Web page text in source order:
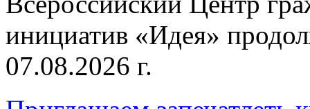
инициатив «Идея»
07.08.2026 г.